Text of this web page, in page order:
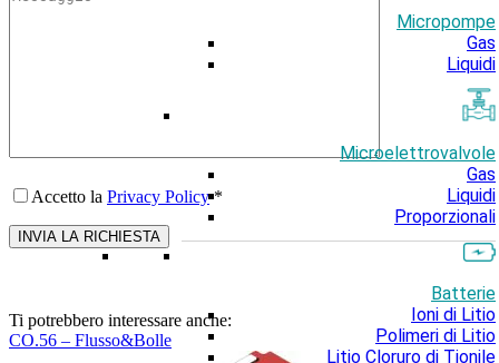
Micropompe
Gas
Liquidi
Microelettrovalvole
Gas
Liquidi
Proporzionali
Batterie
Ioni di Litio
Polimeri di Litio
Litio Cloruro di Tionile
Accetto la Privacy Policy*
Ti potrebbero interessare anche:
CO.56 – Flusso&Bolle